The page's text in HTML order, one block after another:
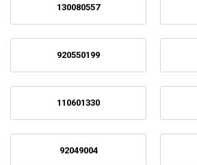
130080557
920550199
110601330
92049004